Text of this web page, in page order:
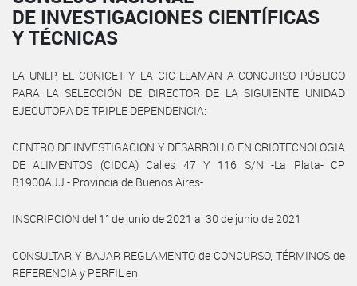
DE INVESTIGACIONES CIENTÍFICAS
Y TÉCNICAS
LA UNLP, EL CONICET Y LA CIC LLAMAN A CONCURSO PÚBLICO
PARA LA SELECCIÓN DE DIRECTOR DE LA SIGUIENTE UNIDAD
EJECUTORA DE TRIPLE DEPENDENCIA:
CENTRO DE INVESTIGACION Y DESARROLLO EN CRIOTECNOLOGIA
DE ALIMENTOS (CIDCA) Calles 47 Y 116 S/N -La Plata- CP
B1900AJJ - Provincia de Buenos Aires-
INSCRIPCIÓN del 1° de junio de 2021 al 30 de junio de 2021
CONSULTAR Y BAJAR REGLAMENTO de CONCURSO, TÉRMINOS de
REFERENCIA y PERFIL en: